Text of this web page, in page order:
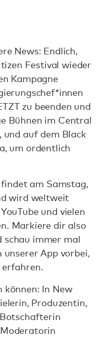
News: Endlich,
Festival wieder
Kampagne
zu beenden und
Bühnen im Central
und auf dem Black
um ordentlich
am Samstag,
wird weltweit
und vielen
Markiere dir also
schau immer mal
App vorbei,
erfahren.
können: In New
Produzentin,